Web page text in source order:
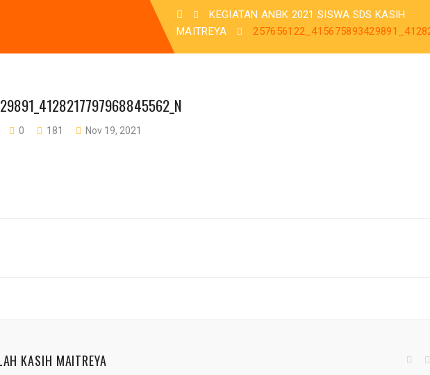
KEGIATAN ANBK 2021 SISWA SDS KASIH
MAITREYA
0 181 Nov 19, 2021
KASIH MAITREYA